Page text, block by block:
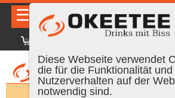
☰ DE FR EN|Anmelden
Suchen:
Diese Webseite verwendet
die für die Funktionalität und
Nutzerverhalten auf der
notwendig sind.